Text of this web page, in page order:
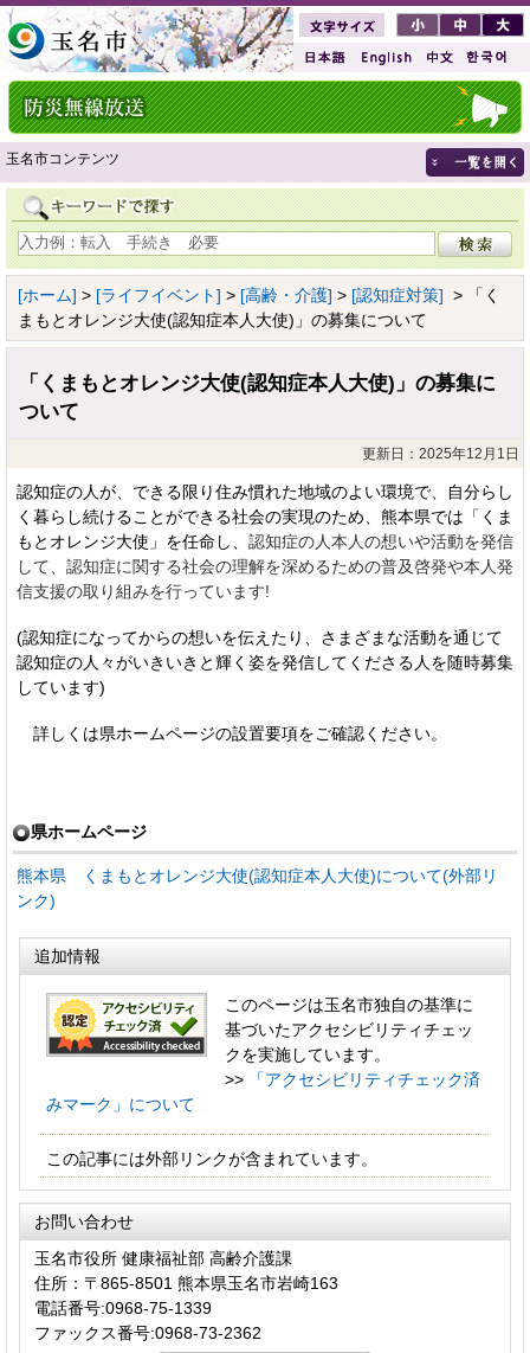
玉名市コンテンツ
[ホーム] > [ライフイベント] > [高齢・介護] > [認知症対策] > 「く
まもとオレンジ大使(認知症本人大使)」の募集について
「くまもとオレンジ大使(認知症本人大使)」の募集に
ついて
更新日：2025年12月1日
認知症の人が、できる限り住み慣れた地域のよい環境で、自分らし
く暮らし続けることができる社会の実現のため、熊本県では「くま
もとオレンジ大使」を任命し、 認知症の人本人の想いや活動を発信
して、認知症に関する社会の理解を深めるための普及啓発や本人発
信支援の取り組みを行っています!
(認知症になってからの想いを伝えたり、さまざまな活動を通じて
認知症の人々がいきいきと輝く姿を発信してくださる人を随時募集
しています)
詳しくは県ホームページの設置要項をご確認ください。
県ホームページ
熊本県 くまもとオレンジ大使(認知症本人大使)について(外部リ
ンク)
追加情報
このページは玉名市独自の基準に
基づいたアクセシビリティチェッ
クを実施しています。
>>
「アクセシビリティチェック済
みマーク」について
この記事には外部リンクが含まれています。
お問い合わせ
玉名市役所 健康福祉部 高齢介護課
住所：〒865-8501 熊本県玉名市岩崎163
電話番号:0968-75-1339
ファックス番号:0968-73-2362